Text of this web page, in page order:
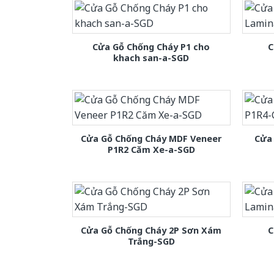
Cửa Gỗ Chống Cháy P1 cho
khach san-a-SGD
Cửa Gỗ Chống Cháy MDF Veneer
P1R2 Căm Xe-a-SGD
Cửa
Cửa Gỗ Chống Cháy 2P Sơn Xám
Trắng-SGD